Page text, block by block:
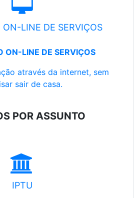
ON-LINE DE SERVIÇOS
ON-LINE DE SERVIÇOS
através da internet, sem
sair de casa.
POR ASSUNTO
IPTU